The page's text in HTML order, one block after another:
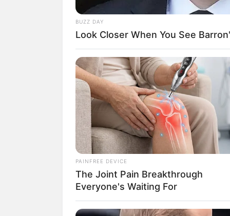
BUZZ DAY
Look Closer When You See
PAINFREE DEVICE
The Joint Pain Breakthrough
Everyone's Waiting For